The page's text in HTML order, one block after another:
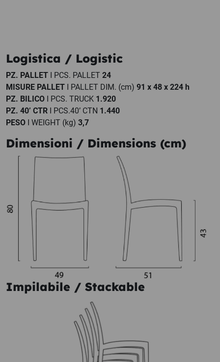
Logistica / Logistic
PZ. PALLET I PCS. PALLET 24
MISURE PALLET I PALLET DIM. (cm) 91 x 48 x 224 h
PZ. BILICO I PCS. TRUCK 1.920
PZ. 40’ CTR I PCS.40’ CTN 1.440
PESO I WEIGHT (kg) 3,7
Dimensioni / Dimensions (cm)
Impilabile / Stackable